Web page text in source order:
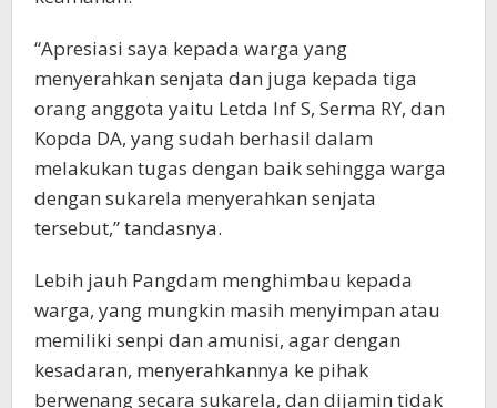
“Apresiasi saya kepada warga yang
menyerahkan senjata dan juga kepada tiga
orang anggota yaitu Letda Inf S, Serma RY, dan
Kopda DA, yang sudah berhasil dalam
melakukan tugas dengan baik sehingga warga
dengan sukarela menyerahkan senjata
tersebut,” tandasnya.
Lebih jauh Pangdam menghimbau kepada
warga, yang mungkin masih menyimpan atau
memiliki senpi dan amunisi, agar dengan
kesadaran, menyerahkannya ke pihak
berwenang secara sukarela, dan dijamin tidak